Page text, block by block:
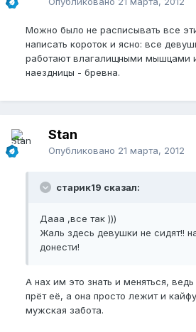
Можно было не расписывать все
написать короток и ясно: все
работают влагалищными мышцами
наездницы - бревна.
Stan
Опубликовано 21 марта, 2012
старик19 сказал:
Дааа ,все так )))
Жаль здесь девушки не сидят!!
донести!
А нах им это знать и меняться,
прёт её, а она просто лежит и
мужская забота.